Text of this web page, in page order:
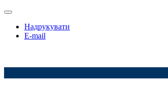
Надрукувати
E-mail